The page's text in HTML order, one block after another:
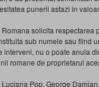
punerii astazi in
solicita respectarea
sub numele sau fiind
nu o poate anula
romane de proprietarul
Pop, George